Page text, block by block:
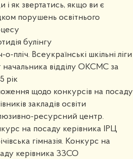
і як звертатись, якщо ви є
порушень освітнього
булінгу
о-пліч. Всеукраїнські шкільні ліги
начальника відділу ОКСМС за
рік
щодо конкурсів на посаду
закладів освіти
ресурсний центр.
на посаду керівника ІРЦ
гімназія. Конкурс на
керівника ЗЗСО